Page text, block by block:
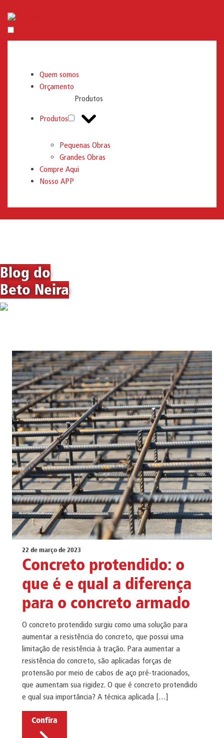
Engemix
Quem somos
Orçamento
Produtos
Produtos
Pequenas Obras
Grandes Obras
Compre Aqui
Nosso APP
Blog do
Beto Neira
22 de março de 2023
Concreto protendido: o
que é e qual a diferença
para o concreto armado
O concreto protendido surgiu como uma solução para
aumentar a resistência do concreto, que possui uma
limitação de resistência à tração. Para aumentar a
resistência do concreto, são aplicadas forças de
protensão por meio de cabos de aço pré-tracionados,
que aumentam sua rigidez. O que é concreto protendido
e qual sua importância? A técnica aplicada […]
Confira